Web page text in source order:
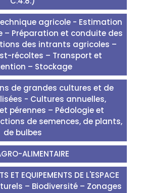
agricole - Estimation
– Préparation et conduite des
des intrants agricoles –
récoltes – Transport et
– Stockage
de grandes cultures et de
- Cultures annuelles,
pérennes – Pédologie et
de semences, de plants,
de bulbes
ALIMENTAIRE
ET EQUIPEMENTS DE L'ESPACE
– Biodiversité – Zonages